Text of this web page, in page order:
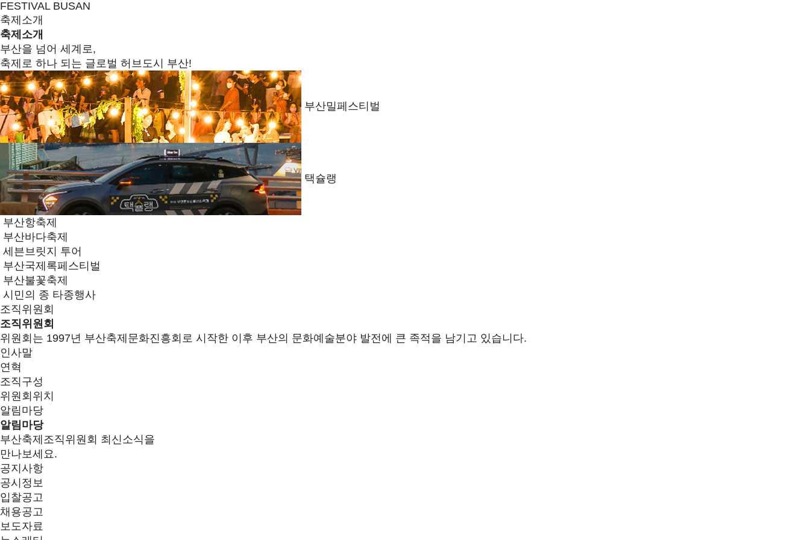
FESTIVAL BUSAN
축제소개
축제소개
부산을 넘어 세계로,
축제로 하나 되는 글로벌 허브도시 부산!
부산밀페스티벌
택슐랭
부산항축제
부산바다축제
세븐브릿지 투어
부산국제록페스티벌
부산불꽃축제
시민의 종 타종행사
조직위원회
조직위원회
위원회는 1997년 부산축제문화진흥회로 시작한 이후 부산의 문화예술분야 발전에 큰 족적을 남기고 있습니다.
인사말
연혁
조직구성
위원회위치
알림마당
알림마당
부산축제조직위원회 최신소식을
만나보세요.
공지사항
공시정보
입찰공고
채용공고
보도자료